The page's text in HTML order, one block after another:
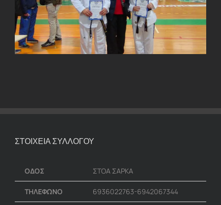
ΣΤΟΙΧΕΙΑ ΣΥΛΛΟΓΟΥ
ΟΔΟΣ ΣΤΟΑ ΣΑΡΚΑ
ΤΗΛΕΦΩΝΟ 6936022763-6942067344